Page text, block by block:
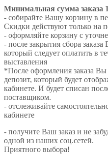
Минимальная сумма заказа
- собирайте Вашу корзину в
Скидки действуют только на
- оформляйте корзину с
- после закрытия сбора
который следует оплатить в
выставления
*После оформления заказа
депозит, который будет
кабинете. И будет списан
поставщиком.
- отслеживайте
кабинете
- получите Ваш заказ и не
одной из наших соц.сетей.
Приятного выбора!